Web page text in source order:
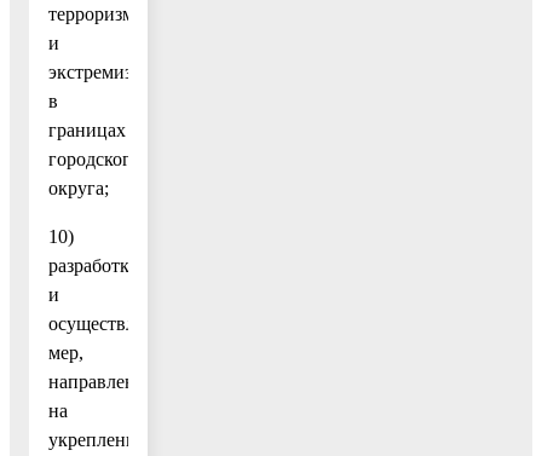
терроризма
и
экстремизма
в
границах
городского
округа;
10)
разработка
и
осуществление
мер,
направленных
на
укрепление